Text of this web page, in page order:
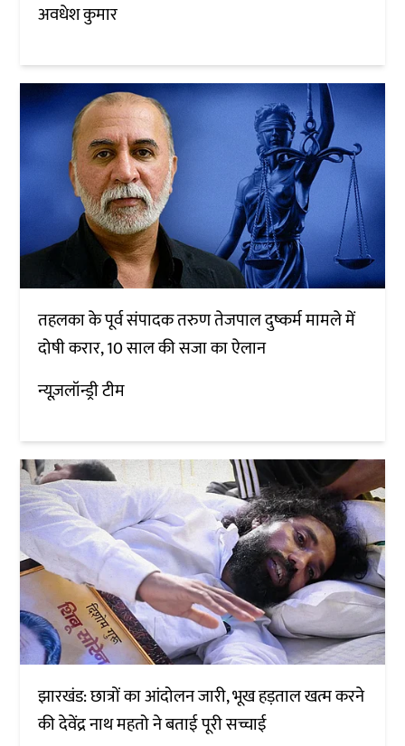
अवधेश कुमार
तहलका के पूर्व संपादक तरुण तेजपाल दुष्कर्म मामले में
दोषी करार, 10 साल की सजा का ऐलान
न्यूज़लॉन्ड्री टीम
झारखंड: छात्रों का आंदोलन जारी, भूख हड़ताल खत्म करने
की देवेंद्र नाथ महतो ने बताई पूरी सच्चाई